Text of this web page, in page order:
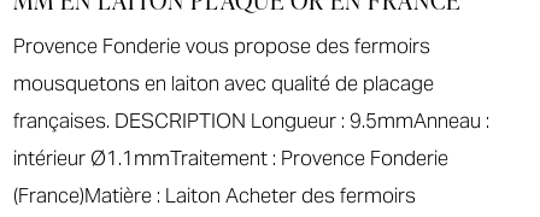
Provence Fonderie vous propose des fermoirs
mousquetons en laiton avec qualité de placage
françaises. DESCRIPTION Longueur : 9.5mmAnneau :
intérieur Ø1.1mmTraitement : Provence Fonderie
(France)Matière : Laiton Acheter des fermoirs